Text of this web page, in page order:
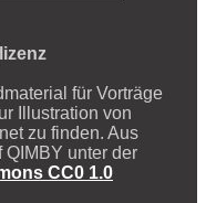
für Vorträge
Illustration von
zu finden. Aus
unter der
CC0 1.0